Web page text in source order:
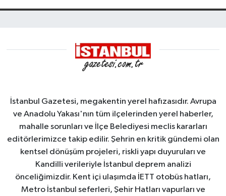
İstanbul Gazetesi, megakentin yerel hafızasıdır. Avrupa
ve Anadolu Yakası'nın tüm ilçelerinden yerel haberler,
mahalle sorunları ve İlçe Belediyesi meclis kararları
editörlerimizce takip edilir. Şehrin en kritik gündemi olan
kentsel dönüşüm projeleri, riskli yapı duyuruları ve
Kandilli verileriyle İstanbul deprem analizi
önceliğimizdir. Kent içi ulaşımda İETT otobüs hatları,
Metro İstanbul seferleri, Şehir Hatları vapurları ve